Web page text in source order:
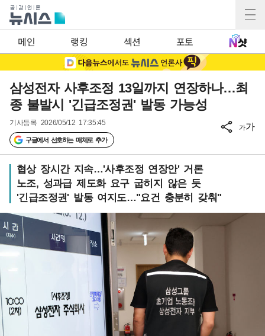
메인 랭킹 섹션 포토
삼성전자 사후조정 13일까지 연장하나…최
종 불발시 '긴급조정권' 발동 가능성
기사등록 2026/05/12 17:35:45
구글에서 선호하는 매체로 추가
가가
협상 장시간 지속…'사후조정 연장안' 거론
노조, 성과급 제도화 요구 굽히지 않은 듯
'긴급조정권' 발동 여지도…"요건 충분히 갖춰"